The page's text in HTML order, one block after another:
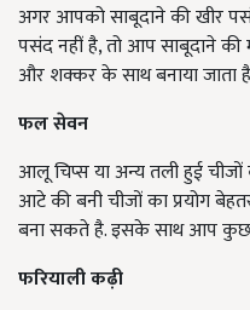
अगर आपको साबूदाने की खीर
पसंद नहीं है, तो आप साबूदाने
और शक्कर के साथ बनाया जाता
फलसेवन
आलू चिप्स या अन्य तली हुई
आटे की बनी चीजों का प्रयोग
बना सकते है. इसके साथ आप कुछ
फरियालीकढ़ी